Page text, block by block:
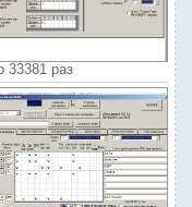
33381 раз